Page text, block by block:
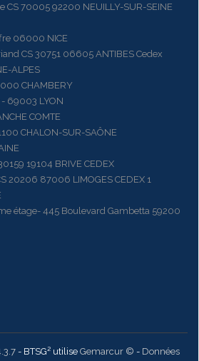
70005 92200 NEUILLY-SUR-SEINE
06000 NICE
CS 30751 06605 ANTIBES Cedex
ALPES
CHAMBERY
69003 LYON
COMTE
CHALON-SUR-SAÔNE
19104 BRIVE CEDEX
87006 LIMOGES CEDEX 1
étage- 445 Boulevard Gambetta 59200
- BTSG² utilise Gemarcur © - Données